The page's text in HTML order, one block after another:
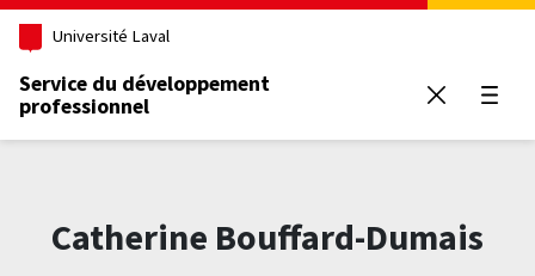
Aller au contenu principal
Université Laval
Service du développement
professionnel
Catherine Bouffard-Dumais